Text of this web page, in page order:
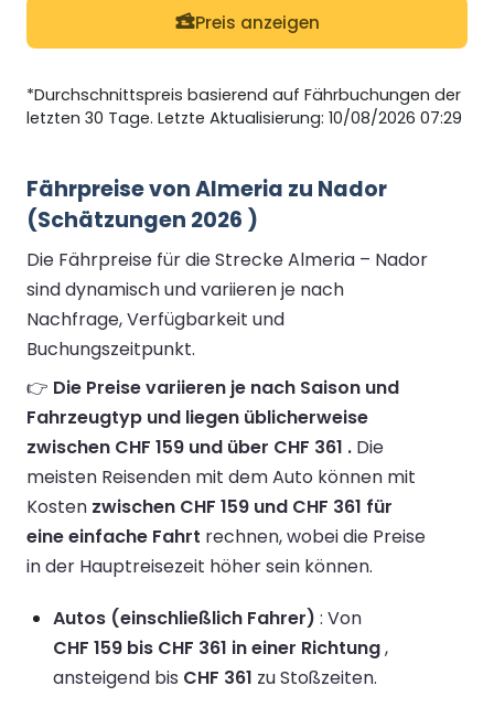
Preis anzeigen
*Durchschnittspreis basierend auf Fährbuchungen der
letzten 30 Tage. Letzte Aktualisierung: 10/08/2026 07:29
Fährpreise von Almeria zu Nador
(Schätzungen 2026 )
Die Fährpreise für die Strecke Almeria – Nador
sind dynamisch und variieren je nach
Nachfrage, Verfügbarkeit und
Buchungszeitpunkt.
👉 Die Preise variieren je nach Saison und
Fahrzeugtyp und liegen üblicherweise
zwischen CHF 159 und über CHF 361 . Die
meisten Reisenden mit dem Auto können mit
Kosten zwischen CHF 159 und CHF 361 für
eine einfache Fahrt rechnen, wobei die Preise
in der Hauptreisezeit höher sein können.
Autos (einschließlich Fahrer) : Von
CHF 159 bis CHF 361 in einer Richtung,
ansteigend bis CHF 361 zu Stoßzeiten.